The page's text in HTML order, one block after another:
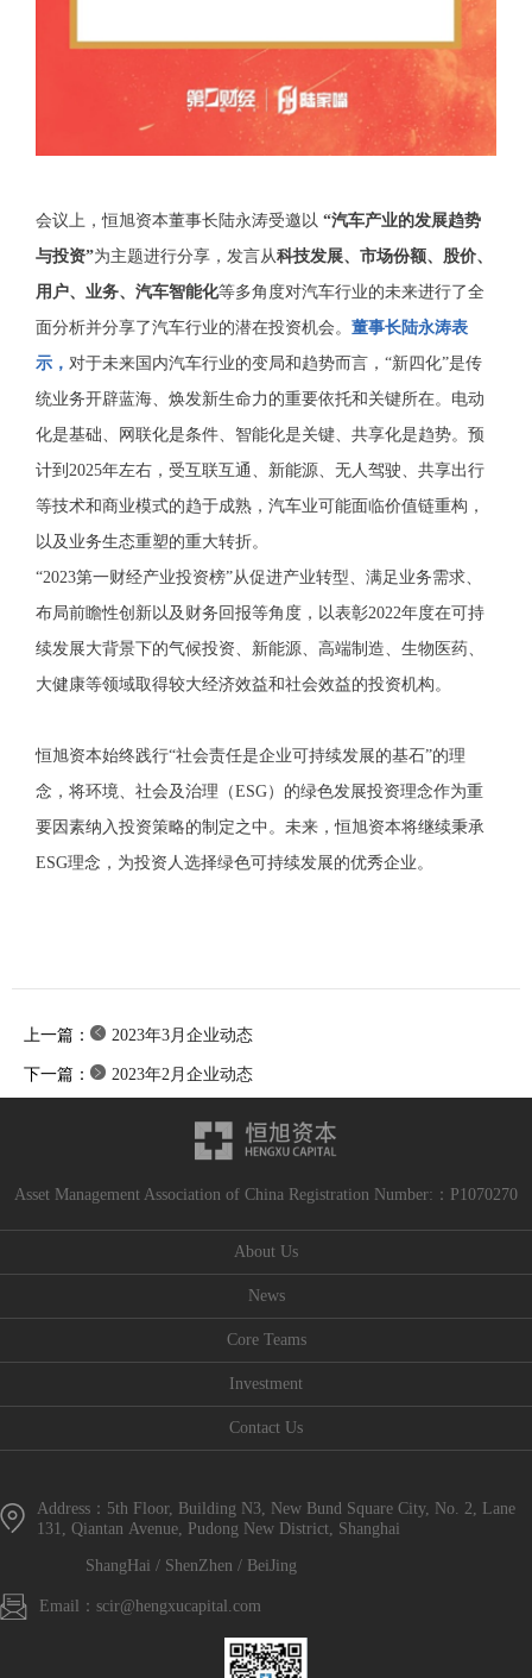
会议上，恒旭资本董事长陆永涛受邀以 “汽车产业的发展趋势
与投资”为主题进行分享，发言从科技发展、市场份额、股价、
用户、业务、汽车智能化等多角度对汽车行业的未来进行了全
面分析并分享了汽车行业的潜在投资机会。 董事长陆永涛表
示， 对于未来国内汽车行业的变局和趋势而言，“新四化”是传
统业务开辟蓝海、焕发新生命力的重要依托和关键所在。电动
化是基础、网联化是条件、智能化是关键、共享化是趋势。预
计到2025年左右，受互联互通、新能源、无人驾驶、共享出行
等技术和商业模式的趋于成熟，汽车业可能面临价值链重构，
以及业务生态重塑的重大转折。
“2023第一财经产业投资榜”从促进产业转型、满足业务需求、
布局前瞻性创新以及财务回报等角度，以表彰2022年度在可持
续发展大背景下的气候投资、新能源、高端制造、生物医药、
大健康等领域取得较大经济效益和社会效益的投资机构。
恒旭资本始终践行“社会责任是企业可持续发展的基石”的理
念，将环境、社会及治理（ESG）的绿色发展投资理念作为重
要因素纳入投资策略的制定之中。未来，恒旭资本将继续秉承
ESG理念，为投资人选择绿色可持续发展的优秀企业。
上一篇： 2023年3月企业动态
下一篇： 2023年2月企业动态
Asset Management Association of China Registration Number:：P1070270
About Us
News
Core Teams
Investment
Contact Us
Address：5th Floor, Building N3, New Bund Square City, No. 2, Lane
131, Qiantan Avenue, Pudong New District, Shanghai
ShangHai / ShenZhen / BeiJing
Email：scir@hengxucapital.com